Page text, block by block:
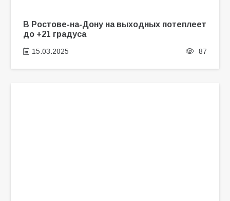
В Ростове-на-Дону на выходных потеплеет
до +21 градуса
15.03.2025 87